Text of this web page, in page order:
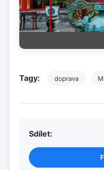
Tagy: doprava
Sdílet: